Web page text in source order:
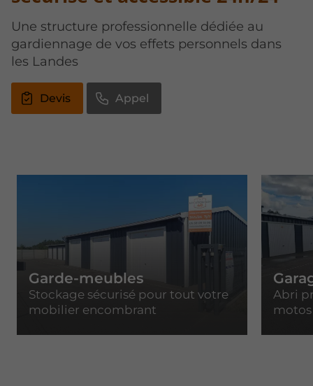
Une structure professionnelle dédiée au
gardiennage de vos effets personnels dans
les Landes
Devis Appel
Garde-meubles
Stockage sécurisé pour tout votre
mobilier encombrant
Abri
motos